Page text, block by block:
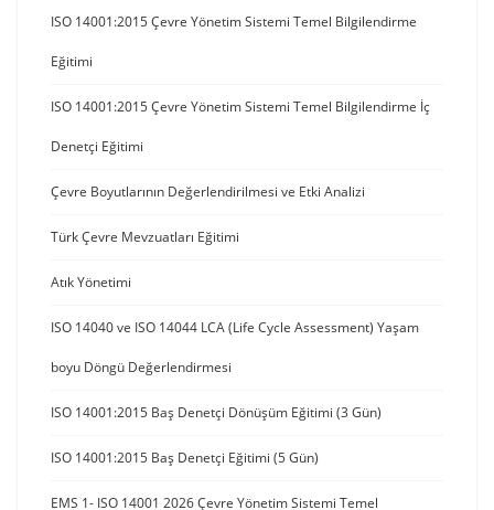
ISO 14001:2015 Çevre Yönetim Sistemi Temel Bilgilendirme
Eğitimi
ISO 14001:2015 Çevre Yönetim Sistemi Temel Bilgilendirme İç
Denetçi Eğitimi
Çevre Boyutlarının Değerlendirilmesi ve Etki Analizi
Türk Çevre Mevzuatları Eğitimi
Atık Yönetimi
ISO 14040 ve ISO 14044 LCA (Life Cycle Assessment) Yaşam
boyu Döngü Değerlendirmesi
ISO 14001:2015 Baş Denetçi Dönüşüm Eğitimi (3 Gün)
ISO 14001:2015 Baş Denetçi Eğitimi (5 Gün)
EMS 1- ISO 14001 2026 Çevre Yönetim Sistemi Temel